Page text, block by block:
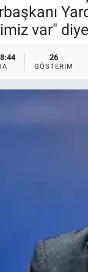
var"
26
GÖSTERIM